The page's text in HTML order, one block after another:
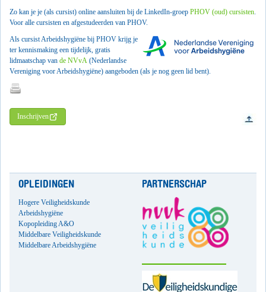
Zo kan je je (als cursist) online aansluiten bij de LinkedIn-groep PHOV (oud) cursisten.
Voor alle cursisten en afgestudeerden van PHOV.
Als cursist Arbeidshygiëne bij PHOV krijg je
ter kennismaking een tijdelijk, gratis
lidmaatschap van de NVvA (Nederlandse
Vereniging voor Arbeidshygiëne) aangeboden (als je nog geen lid bent).
Inschrijven
OPLEIDINGEN
Hogere Veiligheidskunde
Arbeidshygiëne
Kopopleiding A&O
Middelbare Veiligheidskunde
Middelbare Arbeidshygiëne
PARTNERSCHAP